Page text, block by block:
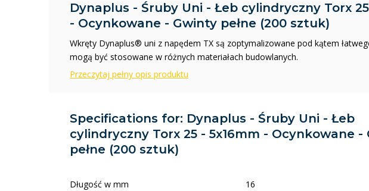
Dynaplus - Śruby Uni - Łeb cylindryczny Torx
- Ocynkowane - Gwinty pełne (200 sztuk)
Wkręty Dynaplus® uni z napędem TX są zoptymalizowane pod kątem
mogą być stosowane w różnych materiałach budowlanych.
Przeczytaj pełny opis produktu
Specifications for: Dynaplus - Śruby Uni - Łeb
cylindryczny Torx 25 - 5x16mm - Ocynkowane -
pełne (200 sztuk)
Długość w mm 16